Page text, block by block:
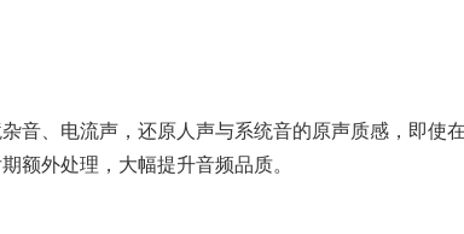
音、电流声，还原人声与系统音的原声质感，即使
额外处理，大幅提升音频品质。